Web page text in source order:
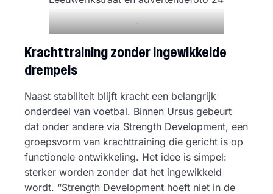
.
Krachttraining zonder ingewikkelde
drempels
Naast stabiliteit blijft kracht een belangrijk
onderdeel van voetbal. Binnen Ursus gebeurt
dat onder andere via Strength Development, een
groepsvorm van krachttraining die gericht is op
functionele ontwikkeling. Het idee is simpel:
sterker worden zonder dat het ingewikkeld
wordt. “Strength Development hoeft niet in de